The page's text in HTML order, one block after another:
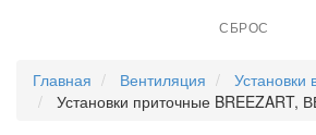
СБРОС
Главная Вентиляция
Установки
Установки приточные BREEZART,